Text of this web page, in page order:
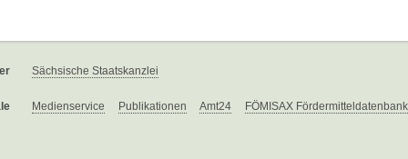
Sächsische Staatskanzlei
Medienservice Publikationen Amt24 FÖMISAX Fördermitteldatenbank